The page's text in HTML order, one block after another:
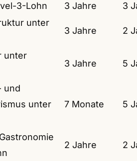
3-Lohn
3 Jahre 3
unter
3 Jahre 2
unter
3 Jahre 5
und
unter
7 Monate 5
2 Jahre 2